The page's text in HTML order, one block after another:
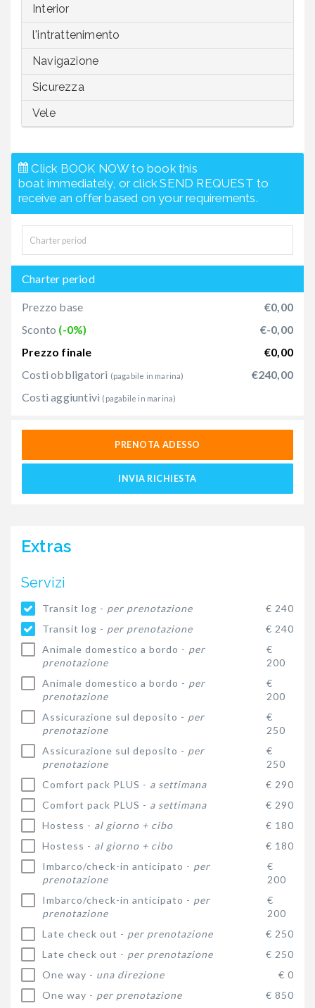
Interior
l'intrattenimento
Navigazione
Sicurezza
Vele
Click BOOK NOW to book this
boat immediately, or click SEND REQUEST to
receive an offer based on your requirements.
Charter period
Prezzo base
€0,00
Sconto (-0%)
€-0,00
Prezzo finale
€0,00
Costi obbligatori (pagabile in marina)
€240,00
Costi aggiuntivi (pagabile in marina)
PRENOTA ADESSO
INVIA RICHIESTA
Extras
Servizi
Transit log - per prenotazione
€ 240
Transit log - per prenotazione
€ 240
Animale domestico a bordo - per
prenotazione
€
200
Animale domestico a bordo - per
prenotazione
€
200
Assicurazione sul deposito - per
prenotazione
€
250
Assicurazione sul deposito - per
prenotazione
€
250
Comfort pack PLUS - a settimana
€ 290
Comfort pack PLUS - a settimana
€ 290
Hostess - al giorno + cibo
€ 180
Hostess - al giorno + cibo
€ 180
Imbarco/check-in anticipato - per
prenotazione
€
200
Imbarco/check-in anticipato - per
prenotazione
€
200
Late check out - per prenotazione
€ 250
Late check out - per prenotazione
€ 250
One way - una direzione
€ 0
One way - per prenotazione € 850